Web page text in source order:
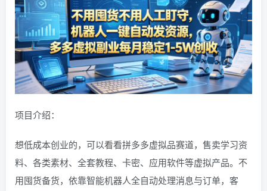
项目介绍：
想低成本创业的，可以看看拼多多虚拟品赛道，售卖学习资
料、各类素材、全套教程、卡密、应用软件等虚拟产品。不
用囤货备货，依靠智能机器人全自动处理消息与订单，客